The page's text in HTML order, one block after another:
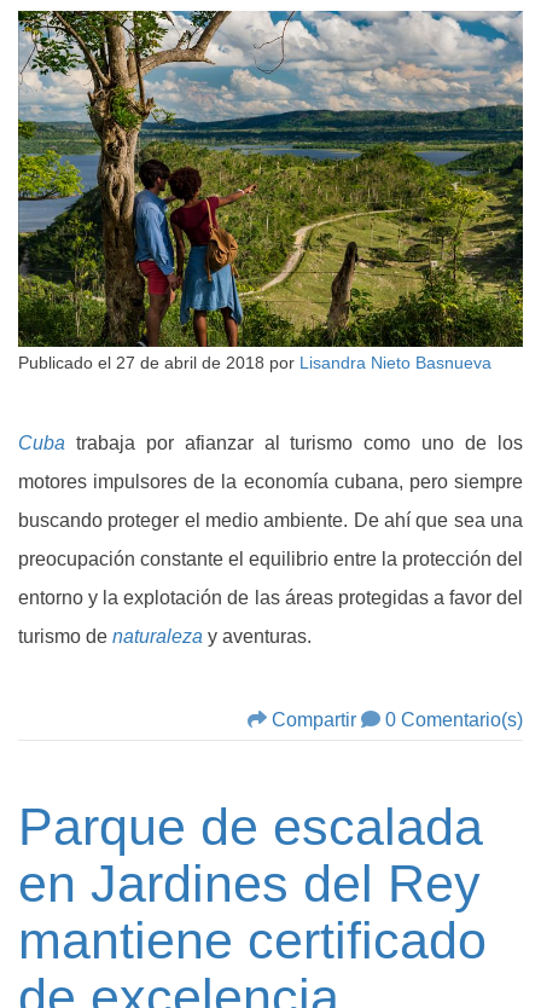
Publicado el 27 de abril de 2018 por Lisandra Nieto Basnueva
Cuba trabaja por afianzar al turismo como uno de los
motores impulsores de la economía cubana, pero siempre
buscando proteger el medio ambiente. De ahí que sea una
preocupación constante el equilibrio entre la protección del
entorno y la explotación de las áreas protegidas a favor del
turismo de naturaleza y aventuras.
Compartir 0 Comentario(s)
Parque de escalada
en Jardines del Rey
mantiene certificado